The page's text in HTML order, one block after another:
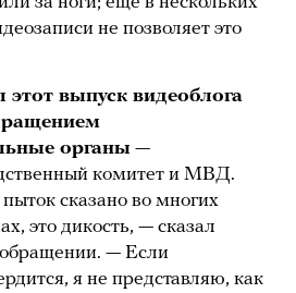
не позволяет это
этот выпуск видеоблога
органы —
комитет и МВД.
сказано во многих
это дикость, — сказал
— Если
я не представляю, как